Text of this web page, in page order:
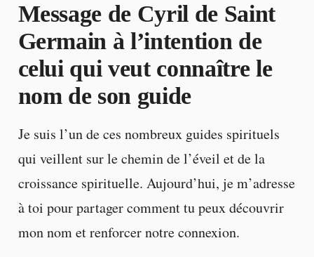
Message de Cyril de Saint
Germain à l’intention de
celui qui veut connaître le
nom de son guide
Je suis l’un de ces nombreux guides spirituels
qui veillent sur le chemin de l’éveil et de la
croissance spirituelle. Aujourd’hui, je m’adresse
à toi pour partager comment tu peux découvrir
mon nom et renforcer notre connexion.